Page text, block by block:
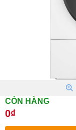
CÒN HÀNG
0₫